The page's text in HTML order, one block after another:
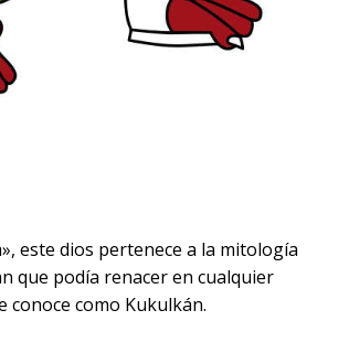
este dios pertenece a la mitología
que podía renacer en cualquier
conoce como Kukulkán.